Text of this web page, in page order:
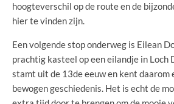
hoogteverschil op de route en de
hier te vinden zijn.
Een volgende stop onderweg is Eilean
prachtig kasteel op een eilandje in Loch
stamt uit de 13de eeuw en kent daarom
bewogen geschiedenis. Het is echt de